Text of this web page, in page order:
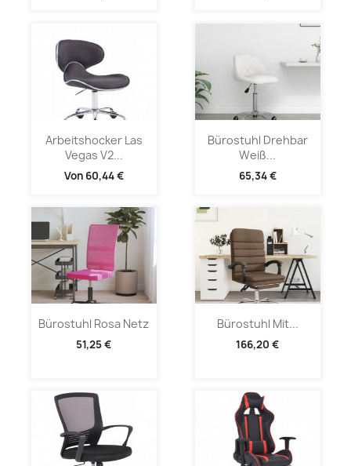
Arbeitshocker Las
Vegas V2...
Von 60,44 €
Bürostuhl Drehbar
Weiß...
65,34 €
Bürostuhl Rosa Netz
51,25 €
Bürostuhl Mit...
166,20 €